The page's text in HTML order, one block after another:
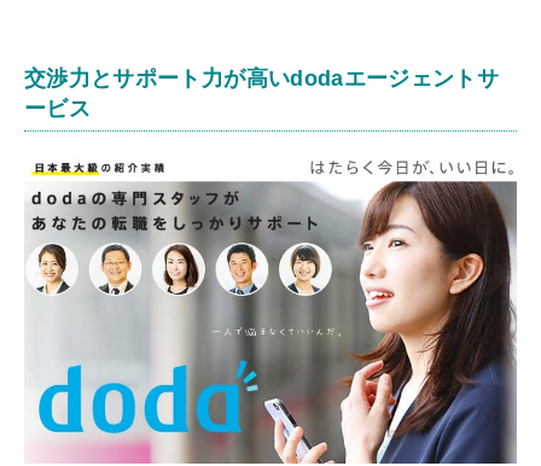
交渉力とサポート力が高いdodaエージェントサ
ービス